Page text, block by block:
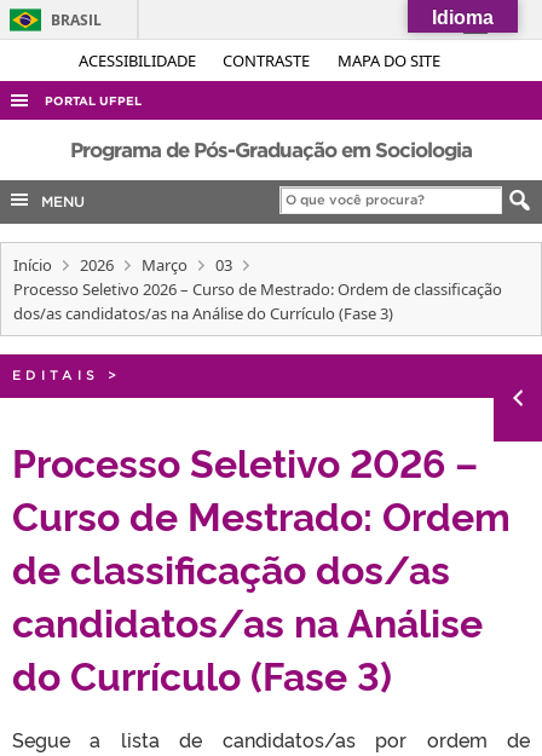
ACESSIBILIDADE CONTRASTE MAPA DO SITE
BRASIL
Simplifique!
Acesso à informação
Legislação
Canais
PORTAL UFPEL
ACESSO À INFORMAÇÃO
AUDITORIA
COBALTO
CONCURSOS
EDITAIS
TELEFONES
Programa de Pós-Graduação em Sociologia
MENU
Início 2026 Março
03
Processo Seletivo 2026 – Curso de Mestrado: Ordem de classificação
dos/as candidatos/as na Análise do Currículo (Fase 3)
EDITAIS >
Processo Seletivo 2026 –
Curso de Mestrado: Ordem
de classificação dos/as
candidatos/as na Análise
do Currículo (Fase 3)
Segue a lista de candidatos/as por ordem de
Idioma